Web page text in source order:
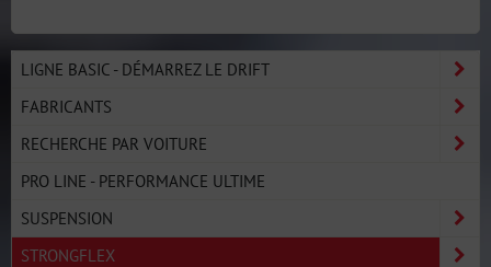
LIGNE BASIC - DÉMARREZ LE DRIFT
FABRICANTS
RECHERCHE PAR VOITURE
PRO LINE - PERFORMANCE ULTIME
SUSPENSION
STRONGFLEX